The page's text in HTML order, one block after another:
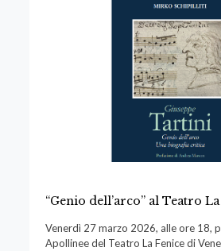
“Genio dell’arco” al Teatro
Venerdì 27 marzo 2026, alle ore 18,
Apollinee del Teatro La Fenice di